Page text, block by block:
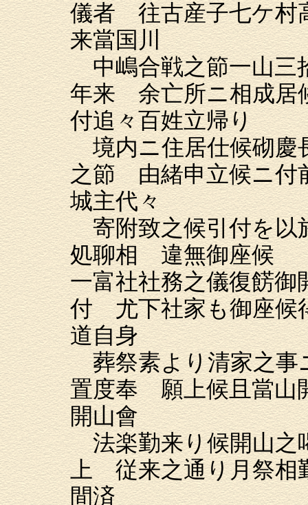
儀者 往古産子七ケ村
来當国川
中嶋合戦之節一山三
年来 余亡所ニ相成居
付追々百姓立帰り
境内ニ住居仕候砌慶
之節 由緒申立候ニ付
城主代々
寄附致之候引付を以
処聊相 違無御座候
一富社社務之儀復餝
付 尤下社家も御座候
道自身
葬祭素より清家之事
置度奉 願上候且當山
開山會
法楽勤来り候開山之
上 従来之通り月祭相
間済